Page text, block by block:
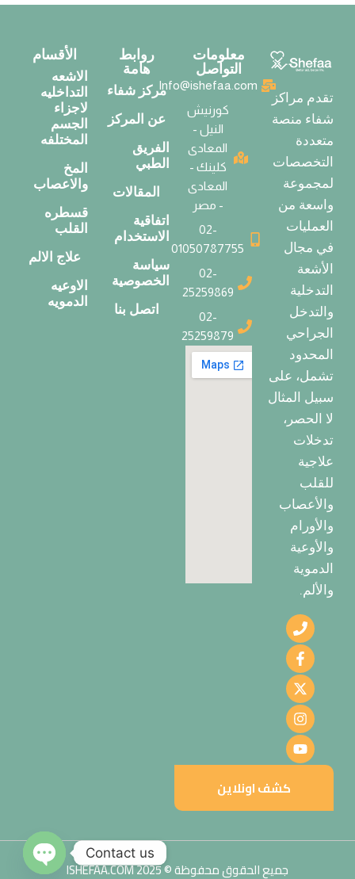
تقدم مراكز
شفاء منصة
متعددة
التخصصات
لمجموعة
واسعة من
العمليات
في مجال
الأشعة
التدخلية
والتدخل
الجراحي
المحدود
تشمل، على
سبيل المثال
لا الحصر،
تدخلات
علاجية
للقلب
والأعصاب
والأورام
والأوعية
الدموية
والألم.
كشف اونلاين
روابط
هامة
مركز شفاء
عن المركز
الفريق
الطبي
المقالات
اتفاقية
الاستخدام
سياسة
الخصوصية
اتصل بنا
الأقسام
الاشعه
التداخليه
لاجزاء
الجسم
المختلفه
المخ
والاعصاب
قسطره
القلب
علاج الالم
الاوعيه
الدمويه
معلومات
التواصل
Info@ishefaa.com
كورنيش
النيل -
المعادى
كلينك -
المعادى
- مصر
02-
01050787755
02-
25259869
02-
25259879
جميع الحقوق محفوظة © 2025 ISHEFAA.COM
Contact us